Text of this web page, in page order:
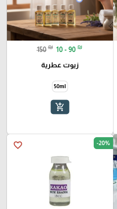
150 ₪ 10 - 90 ₪
زيوت عطرية
50ml
add_shopping_cart
favorite_border -20%